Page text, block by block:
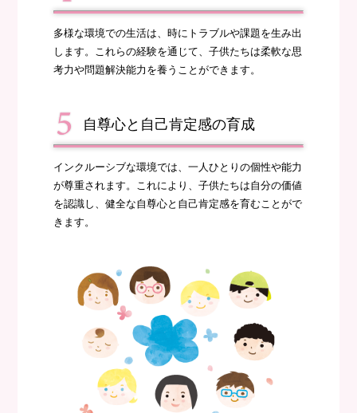
多様な環境での生活は、時にトラブルや課題を生み出
します。これらの経験を通じて、子供たちは柔軟な思
考力や問題解決能力を養うことができます。
自尊心と自己肯定感の育成
インクルーシブな環境では、一人ひとりの個性や能力
が尊重されます。これにより、子供たちは自分の価値
を認識し、健全な自尊心と自己肯定感を育むことがで
きます。